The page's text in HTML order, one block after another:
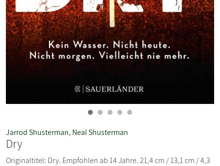
Jarrod Shusterman, Neal Shusterman
Dry
Originaltitel: Dry. Empfohlen ab 14 Jahre. 21,4 cm / 13,1 cm / 4,3